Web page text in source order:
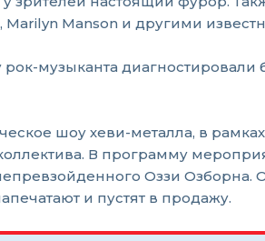
Manson и другими
музыканта
шоу хеви-металла, в
В программу
Оззи
и пустят в продажу.